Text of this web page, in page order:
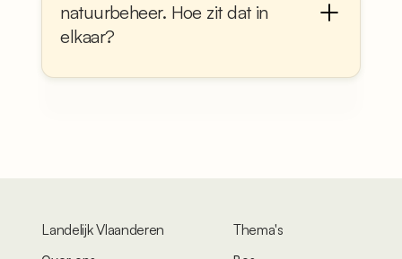
natuurbeheer. Hoe zit dat in
elkaar?
Landelijk Vlaanderen Thema's